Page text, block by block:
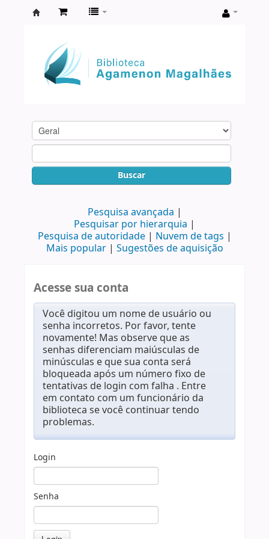
Agamenon
Magalhães
Buscar
Pesquisa avançada
Pesquisar por hierarquia
Pesquisa de autoridade
Nuvem de tags
Mais popular
Sugestões de aquisição
Acesse sua conta
Você digitou um nome de usuário ou
senha incorretos. Por favor, tente
novamente! Mas observe que as
senhas diferenciam maiúsculas de
minúsculas e que sua conta será
bloqueada após um número fixo de
tentativas de login com falha . Entre
em contato com um funcionário da
biblioteca se você continuar tendo
problemas.
Login
Senha